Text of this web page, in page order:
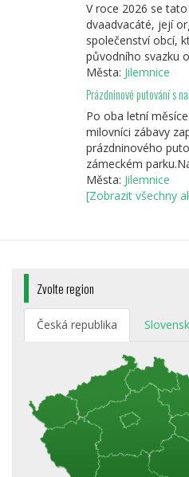
V roce 2026 se
dvaadvacáté, její
společenství obcí,
původního svazku
Města: Jilemnice
Prázdninové putování s
Po oba letní
milovníci zábavy
prázdninového
zámeckém
Města: Jilemnice
[Zobrazit všechny
Zvolte region
Česká republika